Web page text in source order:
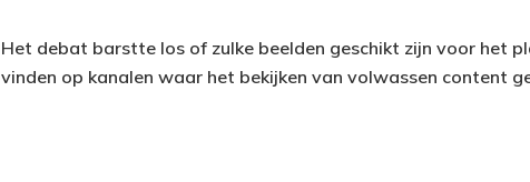
Het debat barstte los of zulke beelden geschikt zijn voor het
vinden op kanalen waar het bekijken van volwassen content